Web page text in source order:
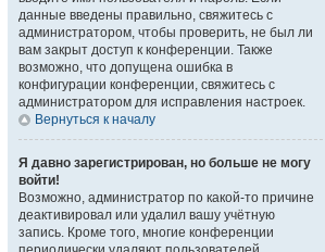
данные введены правильно, свяжитесь с
администратором, чтобы проверить, не был ли
вам закрыт доступ к конференции. Также
возможно, что допущена ошибка в
конфигурации конференции, свяжитесь с
администратором для исправления настроек.
Вернуться к началу
Я давно зарегистрирован, но больше не могу
войти!
Возможно, администратор по какой-то причине
деактивировал или удалил вашу учётную
запись. Кроме того, многие конференции